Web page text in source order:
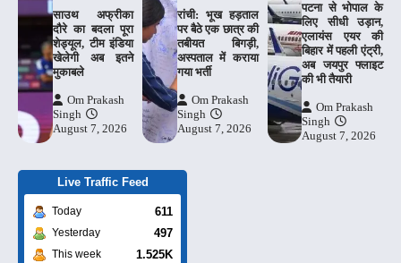
साउथ अफ्रीका
दौरे का बदला पूरा
शेड्यूल, टीम इंडिया
खेलेगी अब इतने
मुकाबले
Om Prakash
Singh
August 7, 2026
रांची: भूख हड़ताल
पर बैठे एक छात्र की
तबीयत बिगड़ी,
अस्पताल में कराया
गया भर्ती
Om Prakash
Singh
August 7, 2026
पटना से भोपाल के
लिए सीधी उड़ान,
एलायंस एयर की
बिहार में पहली एंट्री,
अब जयपुर फ्लाइट
की भी तैयारी
Om Prakash
Singh
August 7, 2026
Live Traffic Feed
Today 611
Yesterday 497
This week 1.525K